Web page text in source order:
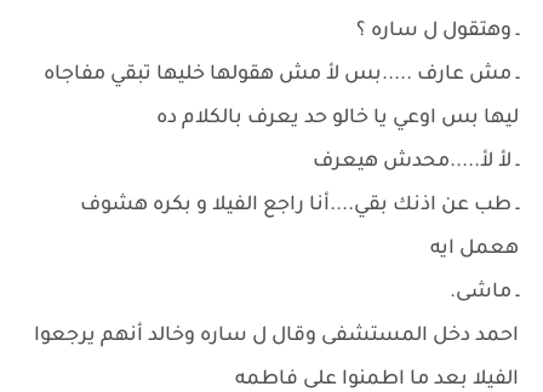
ـ وهتقول ل ساره ؟
ـ مش عارف .....بس لأ مش هقولها خليها تبقي مفاجاه
ليها بس اوعي يا خالو حد يعرف بالكلام ده
ـ لأ لأ.....محدش هيعرف
ـ طب عن اذنك بقي....أنا راجع الفيلا و بكره هشوف
هعمل ايه
ـ ماشى.
احمد دخل المستشفى وقال ل ساره وخالد أنهم يرجعوا
الفيلا بعد ما اطمنوا على فاطمه